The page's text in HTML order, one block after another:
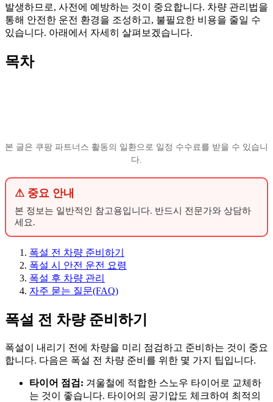
발생하므로, 사전에 예방하는 것이 중요합니다. 차량 관리법을
통해 안전한 운전 환경을 조성하고, 불필요한 비용을 줄일 수
있습니다. 아래에서 자세히 살펴보겠습니다.
목차
본 글은 쿠팡 파트너스 활동의 일환으로 일정 수수료를 받을 수 있습니
다.
⚠ 중요 안내
본 정보는 일반적인 참고용입니다. 반드시 전문가와 상담하
세요.
폭설 전 차량 준비하기
폭설 시 안전 운전 요령
폭설 후 차량 관리
자주 묻는 질문(FAQ)
폭설 전 차량 준비하기
폭설이 내리기 전에 차량을 미리 점검하고 준비하는 것이 중요
합니다. 다음은 폭설 전 차량 준비를 위한 몇 가지 팁입니다.
타이어 점검: 겨울철에 적합한 스노우 타이어로 교체하
는 것이 좋습니다. 타이어의 공기압도 체크하여 최적의